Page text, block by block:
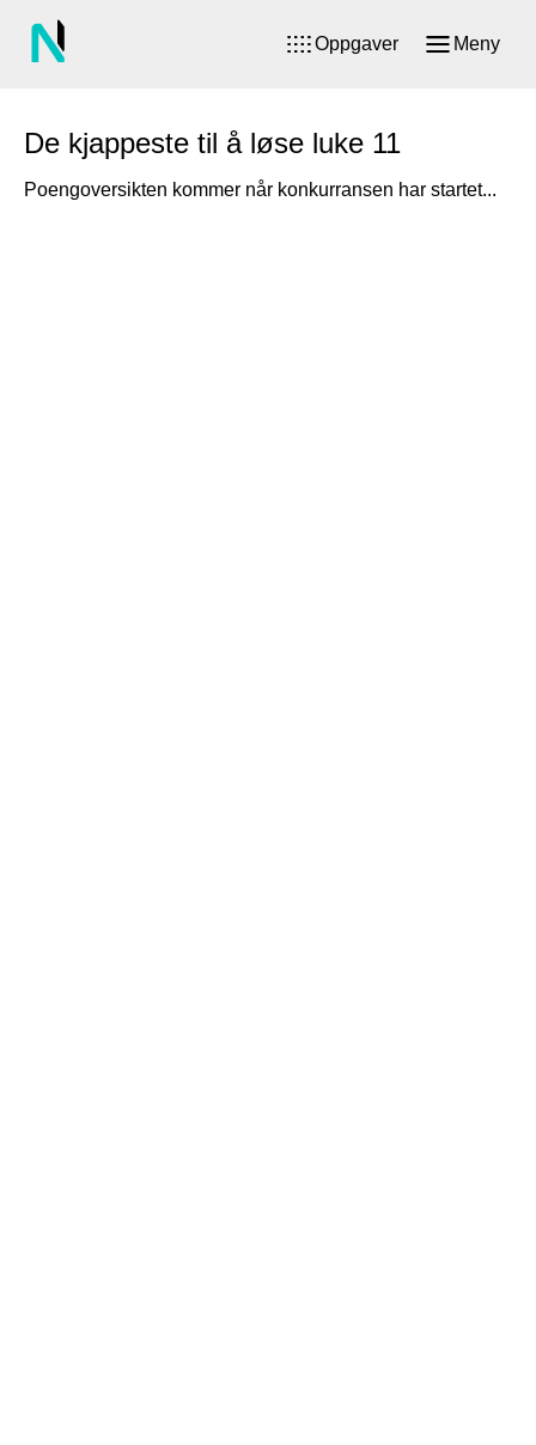
Oppgaver Meny
De kjappeste til å løse luke 11
Poengoversikten kommer når konkurransen har startet...